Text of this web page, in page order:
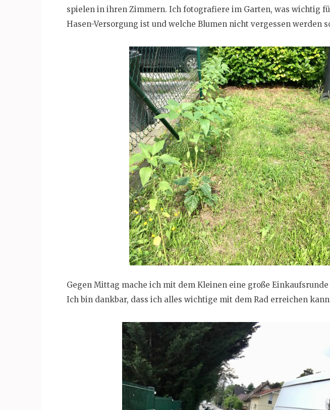
spielen in ihren Zimmern. Ich fotografiere im Garten, was wichtig
Hasen-Versorgung ist und welche Blumen nicht vergessen werden
Gegen Mittag mache ich mit dem Kleinen eine große
Ich bin dankbar, dass ich alles wichtige mit dem Rad erreichen